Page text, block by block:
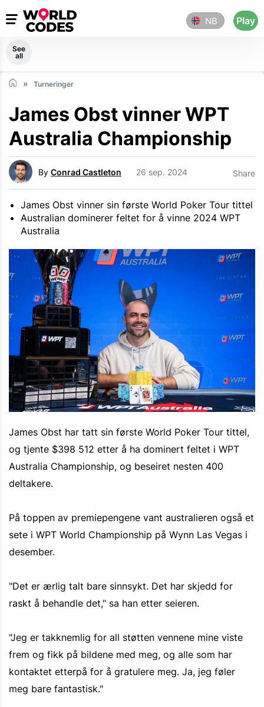
NB Play
See
all
Turneringer
James Obst vinner WPT
Australia Championship
By Conrad Castleton 26 sep. 2024 Share
James Obst vinner sin første World Poker Tour tittel
Australian dominerer feltet for å vinne 2024 WPT
Australia
James Obst har tatt sin første World Poker Tour tittel,
og tjente $398 512 etter å ha dominert feltet i WPT
Australia Championship, og beseiret nesten 400
deltakere.
På toppen av premiepengene vant australieren også et
sete i WPT World Championship på Wynn Las Vegas i
desember.
"Det er ærlig talt bare sinnsykt. Det har skjedd for
raskt å behandle det," sa han etter seieren.
"Jeg er takknemlig for all støtten vennene mine viste
frem og fikk på bildene med meg, og alle som har
kontaktet etterpå for å gratulere meg. Ja, jeg føler
meg bare fantastisk."